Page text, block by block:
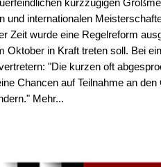
und internationalen
Zeit wurde eine Regelreform
Oktober in Kraft treten soll. Bei
"Die kurzen oft
Chancen auf Teilnahme an
Mehr...